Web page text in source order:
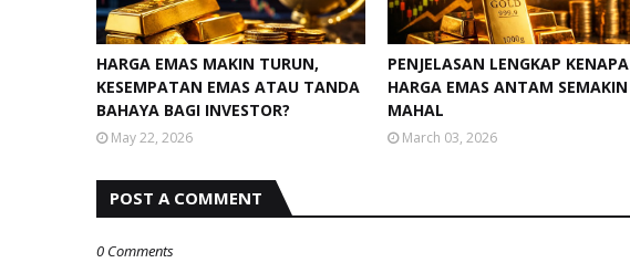
HARGA EMAS MAKIN TURUN,
KESEMPATAN EMAS ATAU TANDA
BAHAYA BAGI INVESTOR?
May 22, 2026
PENJELASAN LENGKAP KENAPA
HARGA EMAS ANTAM SEMAKIN
MAHAL
March 03, 2026
POST A COMMENT
0 Comments